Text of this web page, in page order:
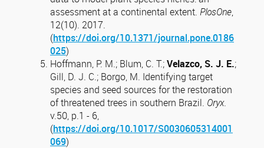
assessment at a continental extent. PlosOne,
12(10). 2017.
(https://doi.org/10.1371/journal.pone.0186
025)
Hoffmann, P. M.; Blum, C. T.;Velazco, S. J. E.;
Gill, D. J. C.; Borgo, M. Identifying target
species and seed sources for the restoration
of threatened trees in southern Brazil. Oryx.
v.50, p.1 - 6,
(https://doi.org/10.1017/S0030605314001
069)